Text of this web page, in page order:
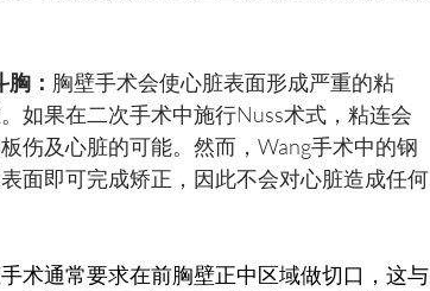
： 胸壁手术会使心脏表面形成严重的粘
如果在二次手术中施行Nuss术式，粘连会
伤及心脏的可能。然而，Wang手术中的钢
面即可完成矫正，因此不会对心脏造成任何
术通常要求在前胸壁正中区域做切口，这与